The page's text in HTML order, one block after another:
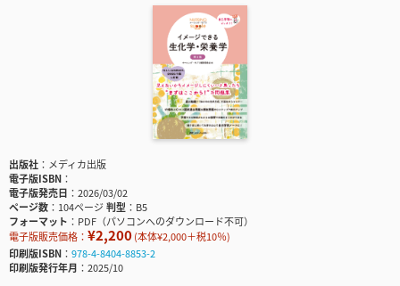
出版社
メディカ出版
電子版ISBN
電子版発売日
2026/03/02
ページ数
104ページ判型
B5
フォーマット
PDF（パソコンへのダウンロード不可）
電子版販売価格： ¥2,200(本体¥2,000＋税10％)
印刷版ISBN
978-4-8404-8853-2
印刷版発行年月
2025/10